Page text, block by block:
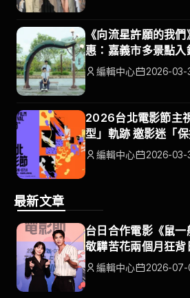
《向流星許願的我
惠：嘉義市多景點
編輯中心 2026-03-
2026台北電影節主
型」軌跡 邀影迷「
編輯中心 2026-03-
最新文章
台日合作電影《鼠
敬驊苦花兩個月狂背
開療傷之旅
編輯中心 2026-07-